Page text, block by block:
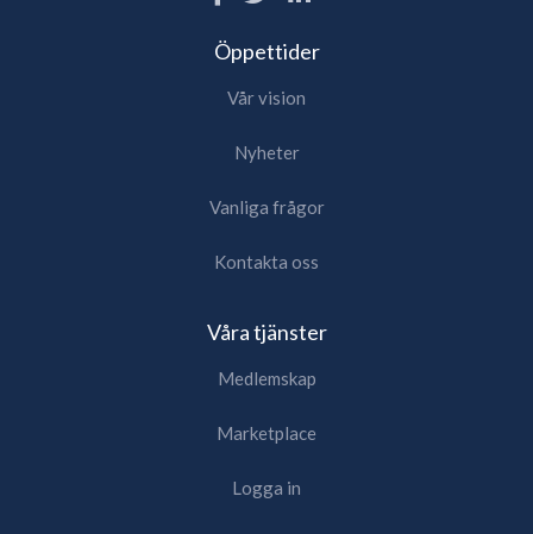
Öppettider
Vår vision
Nyheter
Vanliga frågor
Kontakta oss
Våra tjänster
Medlemskap
Marketplace
Logga in